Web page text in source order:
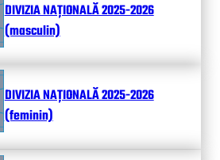
DIVIZIA NAȚIONALĂ 2025-2026
(masculin)
DIVIZIA NAȚIONALĂ 2025-2026
(feminin)